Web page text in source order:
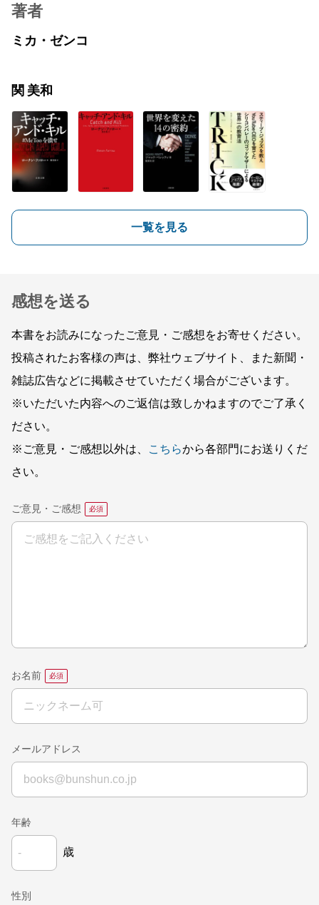
著者
ミカ・ゼンコ
関 美和
一覧を見る
感想を送る
本書をお読みになったご意見・ご感想をお寄せください。
投稿されたお客様の声は、弊社ウェブサイト、また新聞・
雑誌広告などに掲載させていただく場合がございます。
※いただいた内容へのご返信は致しかねますのでご了承く
ださい。
※ご意見・ご感想以外は、
こちらから各部門にお送りくだ
さい。
ご意見・ご感想
お名前
メールアドレス
年齢
歳
性別